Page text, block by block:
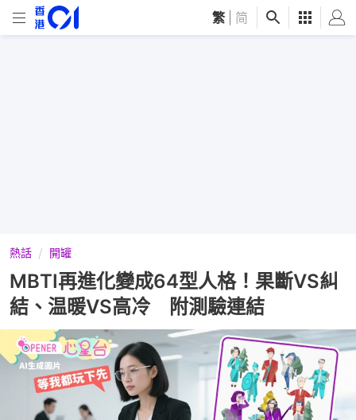
繁 简
熱話 開罐
MBTI再進化變成64型人格！果斷VS糾
結、温暖VS高冷 附測驗連結